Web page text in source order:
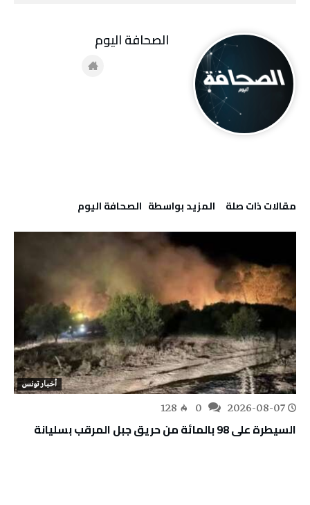
‫مقالات ذات صلة‬ ‫‫المزيد بواسطة‬ ‬ ‭ ‬الصحافة‭ ‬اليوم
أخبار تونس
2026-08-07
128
السيطرة على 98 بالمائة من حريق جبل المرقب بسليانة